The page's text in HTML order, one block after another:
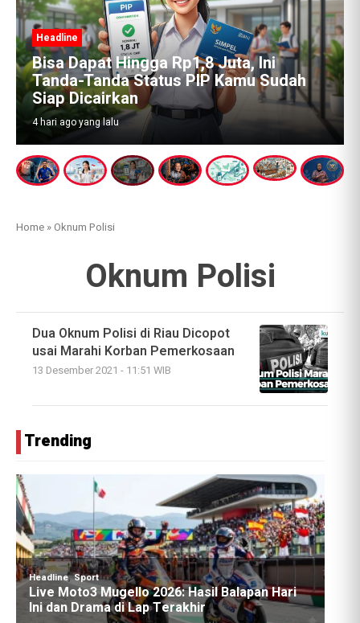
Headline
Bisa Dapat Hingga Rp1,8 Juta, Ini
Tanda-Tanda Status PIP Kamu Sudah
Siap Dicairkan
4 hari ago yang lalu
Home »Oknum Polisi
Oknum Polisi
Dua Oknum Polisi di Riau Dicopot
usai Marahi Korban Pemerkosaan
13 Desember 2021 - 11:51 WIB
Trending